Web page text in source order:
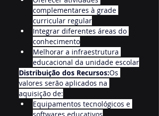
complementares à grade
curricular regular
Integrar diferentes áreas do
conhecimento
Melhorar a infraestrutura
educacional da unidade escolar
Distribuição dos Recursos:Os
valores serão aplicados na
aquisição de:
Equipamentos tecnológicos e